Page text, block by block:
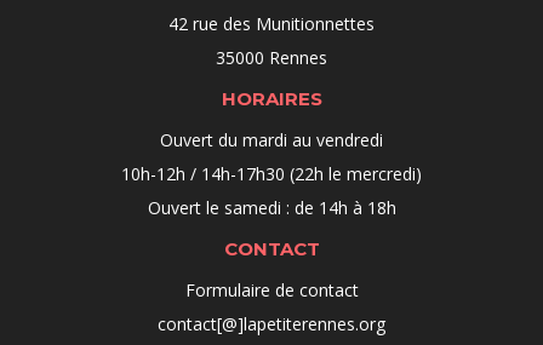
42 rue des Munitionnettes
35000 Rennes
HORAIRES
Ouvert du mardi au vendredi
10h-12h / 14h-17h30 (22h le mercredi)
Ouvert le samedi : de 14h à 18h
CONTACT
Formulaire de contact
contact[@]lapetiterennes.org